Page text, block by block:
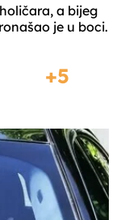
a bijeg
je u boci.
5